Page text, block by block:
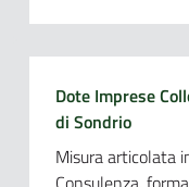
Dote Imprese
di Sondrio
Misura articolata